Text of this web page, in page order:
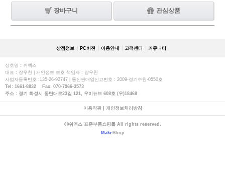
장바구니 관심상품
상점정보 PC버젼 이용안내 고객센터 커뮤니티
상호명 : 쉬멕스
대표 : 장우천 | 개인정보 보호 책임자 : 장우천
사업자등록번호 :135-26-92747 | 통신판매업신고번호 : 2009-경기수원-0550호
Tel: 1661-8832 Fax: 070-7966-3573
주소 : 경기 화성시 동탄대로23길 121, 우미뉴브 608호 (우)18468
이용약관| 개인정보처리방침
ⓒ쉬멕스 표준부품쇼핑몰 All rights reserved.
MakeShop